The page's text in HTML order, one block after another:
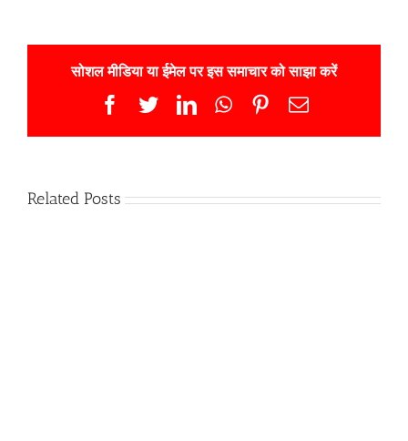
सोशल मीडिया या ईमेल पर इस समाचार को साझा करें
Facebook
TwitterLinkedInWhatsApp
Pinterest
Email
Related Posts